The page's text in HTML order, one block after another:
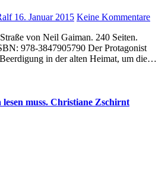
16. Januar 2015 Keine Kommentare
978-3847905790 Der Protagonist
in der alten Heimat, um die…
muss. Christiane Zschirnt